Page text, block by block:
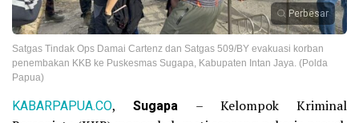
Perbesar
Satgas Tindak Ops Damai Cartenz dan Satgas 509/BY evakuasi korban
penembakan KKB ke Puskesmas Sugapa, Kabupaten Intan Jaya. (Polda
Papua)
KABARPAPUA.CO,Sugapa – Kelompok Kriminal